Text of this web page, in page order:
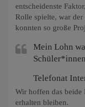
entscheidenste
Rolle spielte, war
konnten so große
Mein Lohn
Telefonat
Wir hoffen das beide
erhalten bleiben.